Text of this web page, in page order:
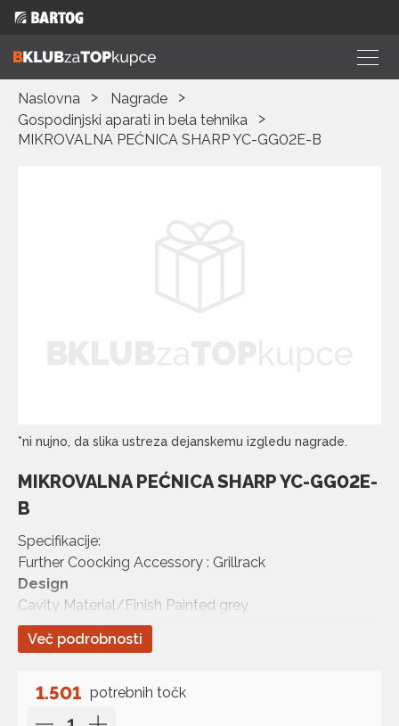
Naslovna
Nagrade
Gospodinjski aparati in bela tehnika
MIKROVALNA PEĆNICA SHARP YC-GG02E-B
*ni nujno, da slika ustreza dejanskemu izgledu nagrade.
MIKROVALNA PEĆNICA SHARP YC-GG02E-
B
Specifikacije:
Further Coocking Accessory : Grillrack
Design
Cavity Material/Finish Painted grey
Cavitiy Size (mm) 315 x 297 x 198
Glas Turntable Size (o mm) 245
Več podrobnosti
1.501 potrebnih točk